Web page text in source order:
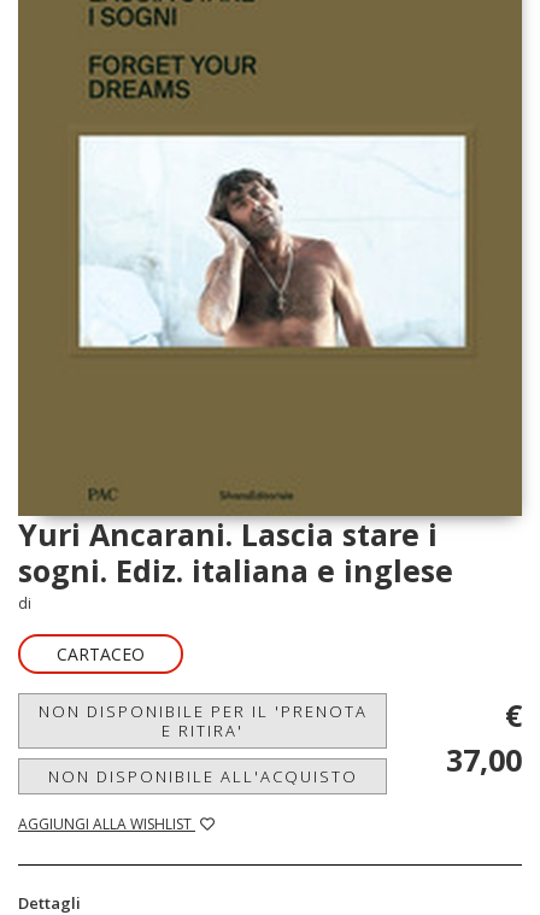
Yuri Ancarani. Lascia stare i
sogni. Ediz. italiana e inglese
di
CARTACEO
NON DISPONIBILE PER IL 'PRENOTA
E RITIRA'
NON DISPONIBILE ALL'ACQUISTO
AGGIUNGI ALLA WISHLIST
€
37,00
Dettagli